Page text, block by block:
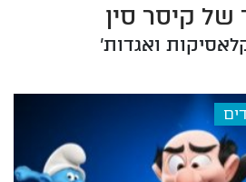
של קיסר סין
ואגדות'